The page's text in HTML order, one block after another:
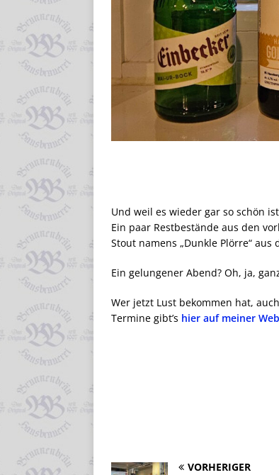
Und weil es wieder gar so schön
Ein paar Restbestände aus den
Stout namens „Dunkle Plörre“
Ein gelungener Abend? Oh, ja,
Wer jetzt Lust bekommen hat,
Termine gibt’s hier auf meiner
VORHERIGER